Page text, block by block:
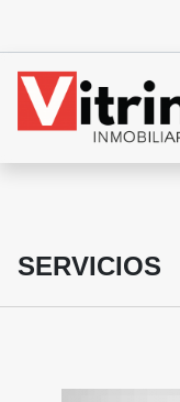
SERVICIOS